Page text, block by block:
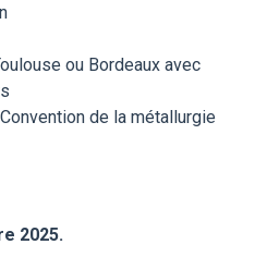
ou Bordeaux avec
de la métallurgie
2025.